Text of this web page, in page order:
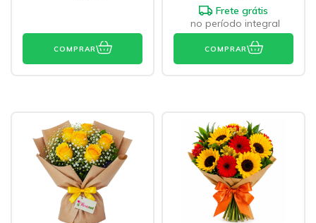
COMPRAR
Frete grátis
no período integral
COMPRAR